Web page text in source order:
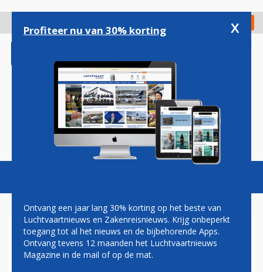
gaan
Check in
Magazine Podcasts Vacatures
SCHIPHOL START PROEF
IRISHERKENNING PERSONEEL
Profiteer nu van 30% korting x
Ontvang een jaar lang 30% korting op het beste van
Luchtvaartnieuws en Zakenreisnieuws. Krijg onbeperkt
toegang tot al het nieuws en de bijbehorende Apps.
Ontvang tevens 12 maanden het Luchtvaartnieuws
Magazine in de mail of op de mat.